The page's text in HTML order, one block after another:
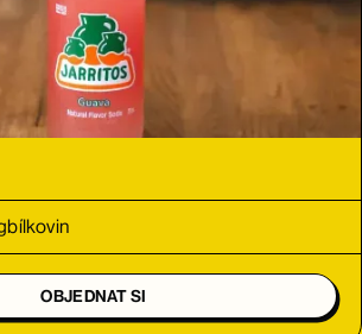
bílkovin
OBJEDNAT SI